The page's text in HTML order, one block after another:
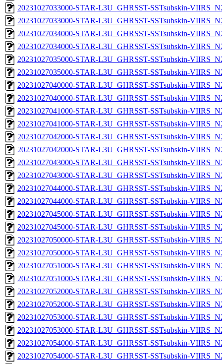
20231027033000-STAR-L3U_GHRSST-SSTsubskin-
20231027033000-STAR-L3U_GHRSST-SSTsubskin-
20231027034000-STAR-L3U_GHRSST-SSTsubskin-
20231027034000-STAR-L3U_GHRSST-SSTsubskin-
20231027035000-STAR-L3U_GHRSST-SSTsubskin-
20231027035000-STAR-L3U_GHRSST-SSTsubskin-
20231027040000-STAR-L3U_GHRSST-SSTsubskin-
20231027040000-STAR-L3U_GHRSST-SSTsubskin-
20231027041000-STAR-L3U_GHRSST-SSTsubskin-
20231027041000-STAR-L3U_GHRSST-SSTsubskin-
20231027042000-STAR-L3U_GHRSST-SSTsubskin-
20231027042000-STAR-L3U_GHRSST-SSTsubskin-
20231027043000-STAR-L3U_GHRSST-SSTsubskin-
20231027043000-STAR-L3U_GHRSST-SSTsubskin-
20231027044000-STAR-L3U_GHRSST-SSTsubskin-
20231027044000-STAR-L3U_GHRSST-SSTsubskin-
20231027045000-STAR-L3U_GHRSST-SSTsubskin-
20231027045000-STAR-L3U_GHRSST-SSTsubskin-
20231027050000-STAR-L3U_GHRSST-SSTsubskin-
20231027050000-STAR-L3U_GHRSST-SSTsubskin-
20231027051000-STAR-L3U_GHRSST-SSTsubskin-
20231027051000-STAR-L3U_GHRSST-SSTsubskin-
20231027052000-STAR-L3U_GHRSST-SSTsubskin-
20231027052000-STAR-L3U_GHRSST-SSTsubskin-
20231027053000-STAR-L3U_GHRSST-SSTsubskin-
20231027053000-STAR-L3U_GHRSST-SSTsubskin-
20231027054000-STAR-L3U_GHRSST-SSTsubskin-
20231027054000-STAR-L3U_GHRSST-SSTsubskin-